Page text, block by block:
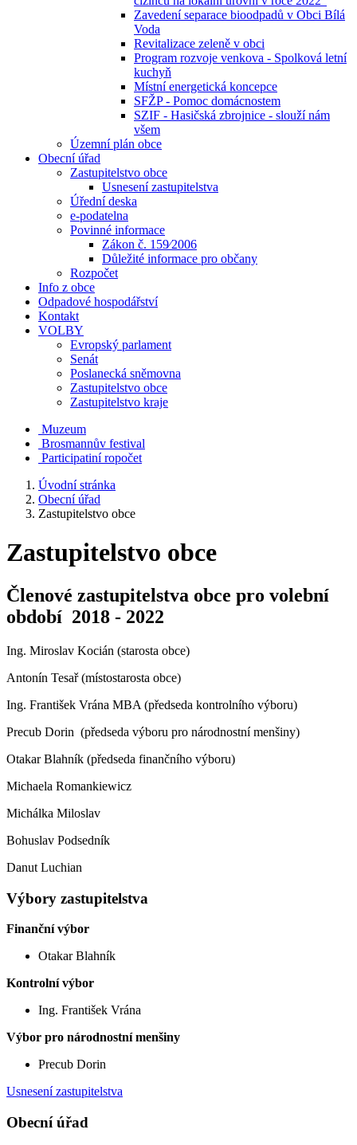
Zavedení separace bioodpadů v Obci Bílá
Voda
Revitalizace zeleně v obci
Program rozvoje venkova - Spolková letní
kuchyň
Místní energetická koncepce
SFŽP - Pomoc domácnostem
SZIF - Hasičská zbrojnice - slouží nám
všem
Územní plán obce
Obecní úřad
Zastupitelstvo obce
Usnesení zastupitelstva
Úřední deska
e-podatelna
Povinné informace
Zákon č. 159⁄2006
Důležité informace pro občany
Rozpočet
Info z obce
Odpadové hospodářství
Kontakt
VOLBY
Evropský parlament
Senát
Poslanecká sněmovna
Zastupitelstvo obce
Zastupitelstvo kraje
Muzeum
Brosmannův festival
Participatiní ropočet
Úvodní stránka
Obecní úřad
Zastupitelstvo obce
Zastupitelstvo obce
Členové zastupitelstva obce pro volební
období 2018 - 2022
Ing. Miroslav Kocián (starosta obce)
Antonín Tesař (místostarosta obce)
Ing. František Vrána MBA (předseda kontrolního výboru)
Precub Dorin (předseda výboru pro národnostní menšiny)
Otakar Blahník (předseda finančního výboru)
Michaela Romankiewicz
Michálka Miloslav
Bohuslav Podsedník
Danut Luchian
Výbory zastupitelstva
Finanční výbor
Otakar Blahník
Kontrolní výbor
Ing. František Vrána
Výbor pro národnostní menšiny
Precub Dorin
Usnesení zastupitelstva
Obecní úřad